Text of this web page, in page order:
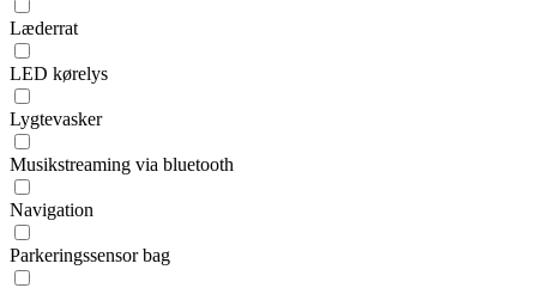
Læderrat
LED kørelys
Lygtevasker
Musikstreaming via bluetooth
Navigation
Parkeringssensor bag